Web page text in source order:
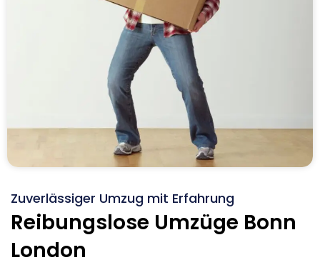
Zuverlässiger Umzug mit Erfahrung
Reibungslose Umzüge Bonn
London